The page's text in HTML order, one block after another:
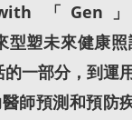
「Gen
型塑未來健康
的一部分，到
師預測和預防